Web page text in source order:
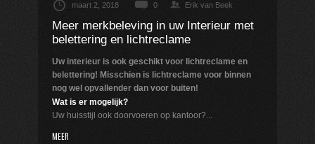
maart 2, 2018 0 Erik van Beek
Meer merkbeleving in uw Interieur met
belettering en lichtreclame
Uw interieur is ook geschikt voor lichtreclame en
belettering! Misschien is lichtreclame voor binnen
nog wel opvallender dan voor buiten!
Wat is er mogelijk?
Uw huisstijl ook doorvoeren op kantoor?...
MEER